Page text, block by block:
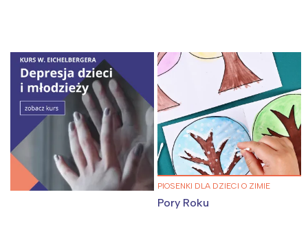
PIOSENKI DLA DZIECI O ZIMIE
Pory Roku